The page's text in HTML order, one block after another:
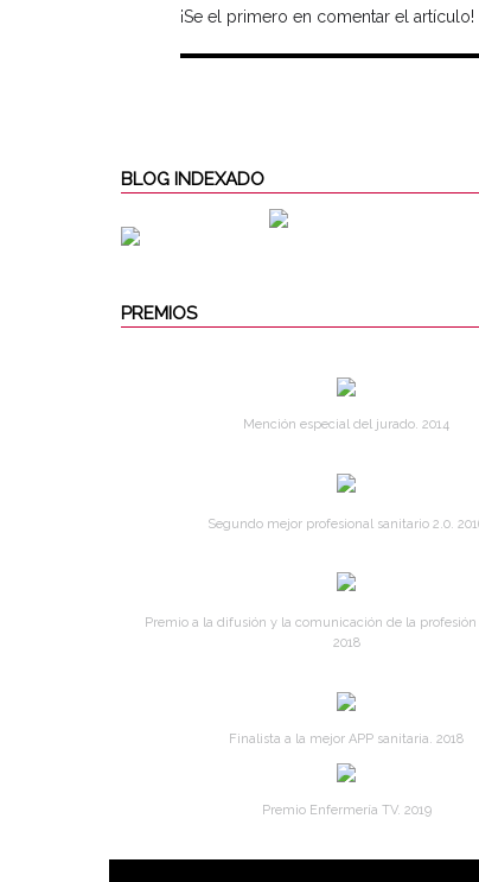
¡Se el primero en comentar el artículo!
BLOG INDEXADO
PREMIOS
Mención especial del jurado. 2014
Segundo mejor profesional sanitario 2.0.
Premio a la difusión y la comunicación de la
2018
Finalista a la mejor APP sanitaria. 2018
Premio Enfermería TV. 2019